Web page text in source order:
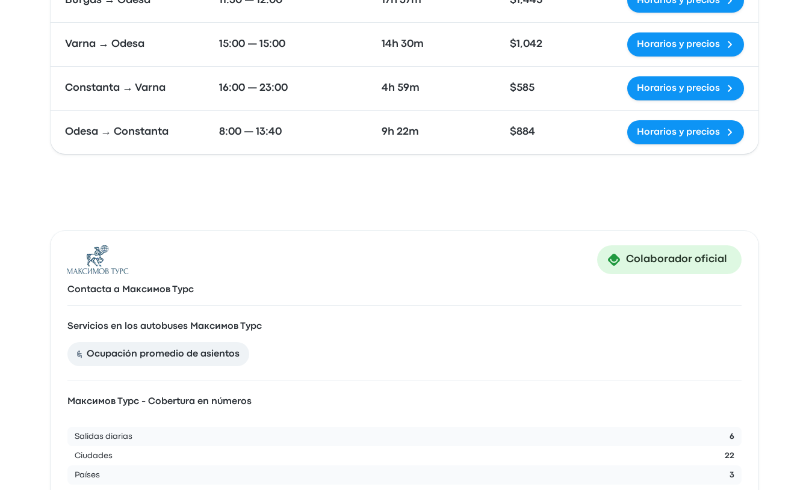
Varna → Odesa 15:00 — 15:00 14h 30m $1,042 Horarios y precios
Constanta → Varna 16:00 — 23:00 4h 59m $585 Horarios y precios
Odesa → Constanta 8:00 — 13:40 9h 22m $884 Horarios y precios
Colaborador oficial
Contacta a Максимов Турс
Servicios en los autobuses Максимов Турс
Ocupación promedio de asientos
Максимов Турс - Cobertura en números
Salidas diarias 6
Ciudades 22
Países 3